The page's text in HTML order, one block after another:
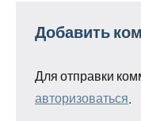
Добавить
Для отправки
авторизоваться